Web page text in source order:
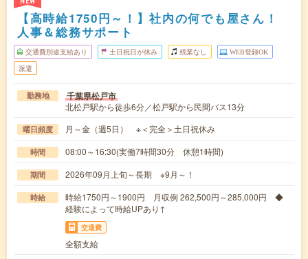
【高時給1750円～！】社内の何でも屋さん！
人事＆総務サポート
交通費別途支給あり 土日祝日が休み 残業なし WEB登録OK
派遣
勤務地 千葉県松戸市
北松戸駅から徒歩6分／松戸駅から民間バス13分
曜日頻度 月～金（週5日） ※＜完全＞土日祝休み
時間 08:00～16:30(実働7時間30分 休憩1時間)
期間 2026年09月上旬～長期 ※9月～！
時給
時給1750円～1900円 月収例 262,500円～285,000円 ◆
経験によって時給UPあり↑
交通費
全額支給